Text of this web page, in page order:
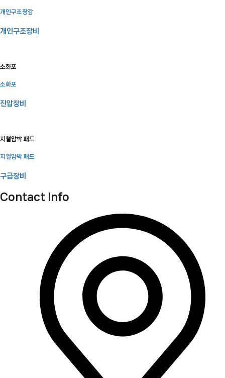
개인구조장갑
개인구조장비
소화포
소화포
진압장비
지혈압박 패드
지혈압박 패드
구급장비
Contact Info